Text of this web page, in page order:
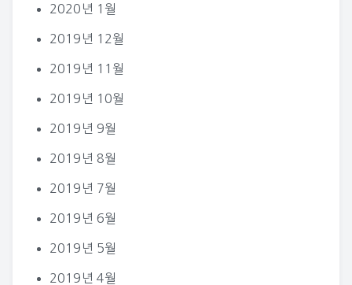
2020년 1월
2019년 12월
2019년 11월
2019년 10월
2019년 9월
2019년 8월
2019년 7월
2019년 6월
2019년 5월
2019년 4월